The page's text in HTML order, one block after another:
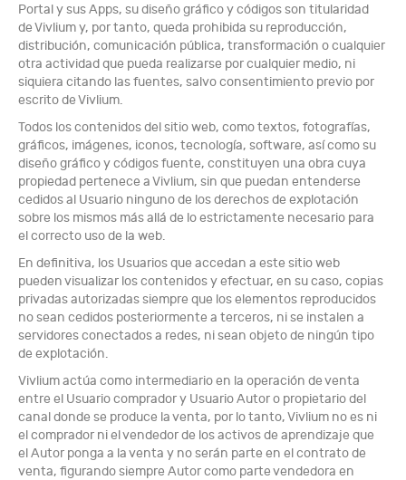
Portal y sus Apps, su diseño gráfico y códigos son titularidad
de Vivlium y, por tanto, queda prohibida su reproducción,
distribución, comunicación pública, transformación o cualquier
otra actividad que pueda realizarse por cualquier medio, ni
siquiera citando las fuentes, salvo consentimiento previo por
escrito de Vivlium.
Todos los contenidos del sitio web, como textos, fotografías,
gráficos, imágenes, iconos, tecnología, software, así como su
diseño gráfico y códigos fuente, constituyen una obra cuya
propiedad pertenece a Vivlium, sin que puedan entenderse
cedidos al Usuario ninguno de los derechos de explotación
sobre los mismos más allá de lo estrictamente necesario para
el correcto uso de la web.
En definitiva, los Usuarios que accedan a este sitio web
pueden visualizar los contenidos y efectuar, en su caso, copias
privadas autorizadas siempre que los elementos reproducidos
no sean cedidos posteriormente a terceros, ni se instalen a
servidores conectados a redes, ni sean objeto de ningún tipo
de explotación.
Vivlium actúa como intermediario en la operación de venta
entre el Usuario comprador y Usuario Autor o propietario del
canal donde se produce la venta, por lo tanto, Vivlium no es ni
el comprador ni el vendedor de los activos de aprendizaje que
el Autor ponga a la venta y no serán parte en el contrato de
venta, figurando siempre Autor como parte vendedora en